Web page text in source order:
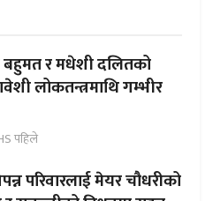
र मधेशी दलितको
लोकतन्त्रमाथि गम्भीर
पहिले
परिवारलाई मेयर चौधरीको